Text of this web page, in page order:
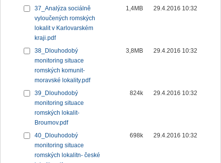
37_Analýza sociálně
vyloučených romských
lokalit v Karlovarském
kraji.pdf
1,4MB 29.4.2016 10:32
38_Dlouhodobý
monitoring situace
romských komunit-
moravské lokality.pdf
3,8MB 29.4.2016 10:32
39_Dlouhodobý
monitoring situace
romských lokalit-
Broumov.pdf
824k 29.4.2016 10:32
40_Dlouhodobý
monitoring situace
romských lokalitn- české
698k 29.4.2016 10:32